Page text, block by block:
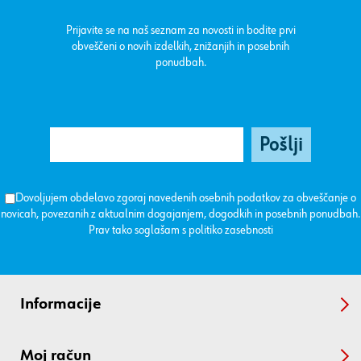
Prijavite se na naš seznam za novosti in bodite prvi
obveščeni o novih izdelkih, znižanjih in posebnih
ponudbah.
Dovoljujem obdelavo zgoraj navedenih osebnih podatkov za obveščanje o
novicah, povezanih z aktualnim dogajanjem, dogodkih in posebnih ponudbah.
Prav tako soglašam s politiko zasebnosti
Informacije
Moj račun